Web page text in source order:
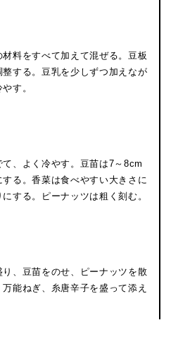
料をすべて加えて混ぜる。豆板
する。豆乳を少しずつ加えなが
す。
、よく冷やす。豆苗は7～8cm
る。香菜は食べやすい大きさに
する。ピーナッツは粗く刻む。
、豆苗をのせ、ピーナッツを散
能ねぎ、糸唐辛子を盛って添え